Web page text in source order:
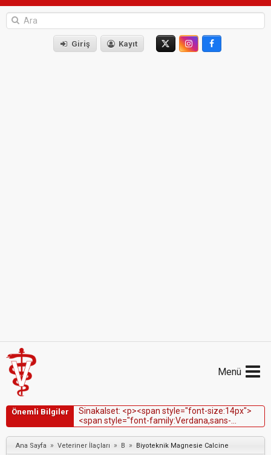
Giriş Kayıt
Menü
Önemli Bilgiler Sinaka set: <p><span stye="font-size:14px">
<span stye="font-fami y:Verdana,sans-
serif">Cinacalcet,köpeklerde
hiperparatiroidizmintıbbitedavisinde
ku lanılm ış ır < span></ span></p>
Ana Sayfa » Veteriner İlaçları » B » Biyoteknik Magnesie Calcine